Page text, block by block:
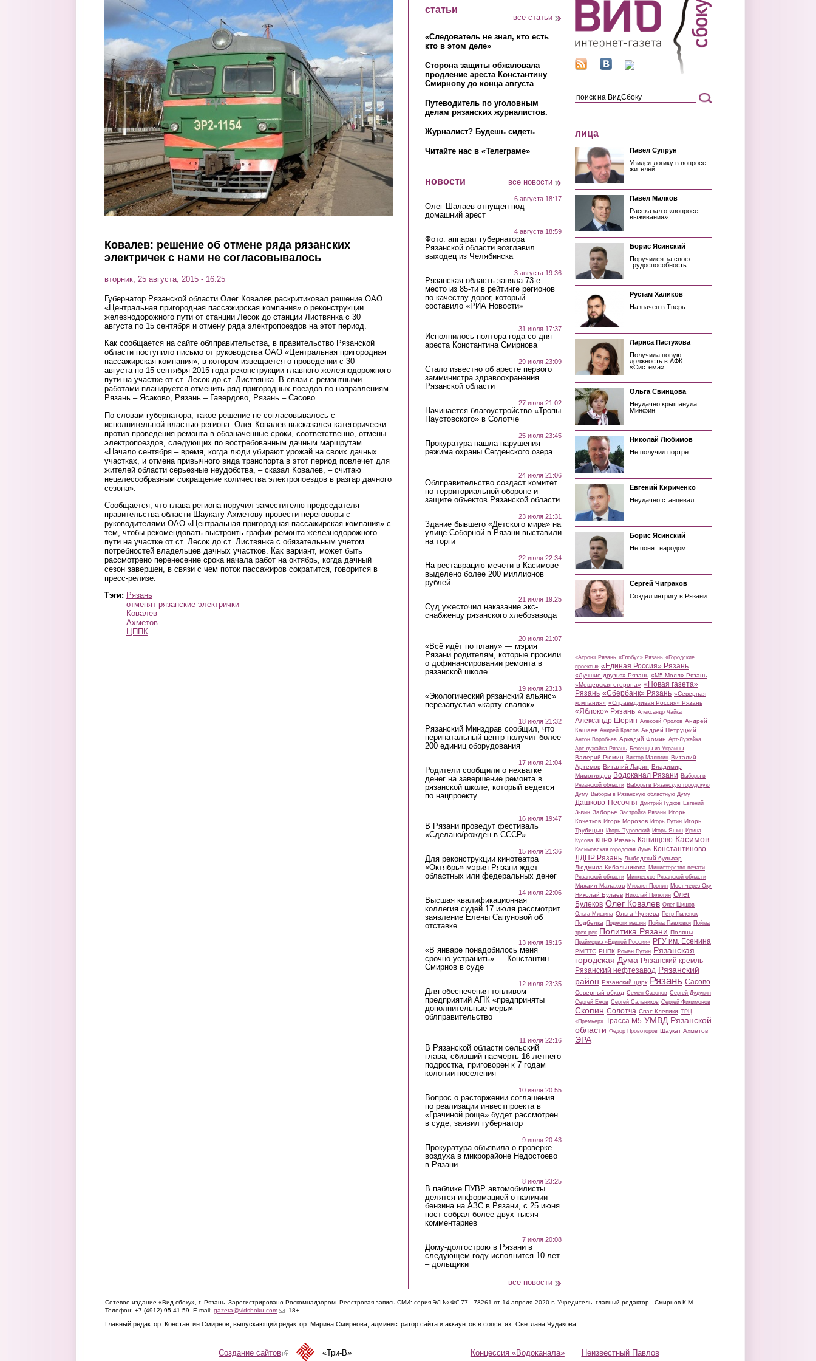
Перейти к основному содержанию
Ковалев: решение об отмене ряда рязанских
электричек с нами не согласовывалось
вторник, 25 августа, 2015 - 16:25
Губернатор Рязанской области Олег Ковалев раскритиковал решение ОАО
«Центральная пригородная пассажирская компания» о реконструкции
железнодорожного пути от станции Лесок до станции Листвянка с 30
августа по 15 сентября и отмену ряда электропоездов на этот период.
Как сообщается на сайте облправительства, в правительство Рязанской
области поступило письмо от руководства ОАО «Центральная пригородная
пассажирская компания», в котором извещается о проведении с 30
августа по 15 сентября 2015 года реконструкции главного железнодорожного
пути на участке от ст. Лесок до ст. Листвянка. В связи с ремонтными
работами планируется отменить ряд пригородных поездов по направлениям
Рязань – Ясаково, Рязань – Гавердово, Рязань – Сасово.
По словам губернатора, такое решение не согласовывалось с
исполнительной властью региона. Олег Ковалев высказался категорически
против проведения ремонта в обозначенные сроки, соответственно, отмены
электропоездов, следующих по востребованным дачным маршрутам.
«Начало сентября – время, когда люди убирают урожай на своих дачных
участках, и отмена привычного вида транспорта в этот период повлечет для
жителей области серьезные неудобства, – сказал Ковалев, – считаю
нецелесообразным сокращение количества электропоездов в разгар дачного
сезона».
Сообщается, что глава региона поручил заместителю председателя
правительства области Шаукату Ахметову провести переговоры с
руководителями ОАО «Центральная пригородная пассажирская компания» с
тем, чтобы рекомендовать выстроить график ремонта железнодорожного
пути на участке от ст. Лесок до ст. Листвянка с обязательным учетом
потребностей владельцев дачных участков. Как вариант, может быть
рассмотрено перенесение срока начала работ на октябрь, когда дачный
сезон завершен, в связи с чем поток пассажиров сократится, говорится в
пресс-релизе.
Тэги: Рязань
отменят рязанские электрички
Ковалев
Ахметов
ЦППК
статьи
все статьи
«Следователь не знал, кто есть
кто в этом деле»
Сторона защиты обжаловала
продление ареста Константину
Смирнову до конца августа
Путеводитель по уголовным
делам рязанских журналистов.
Журналист? Будешь сидеть
Читайте нас в «Телеграме»
новости все новости
6 августа 18:17
Олег Шалаев отпущен под
домашний арест
4 августа 18:59
Фото: аппарат губернатора
Рязанской области возглавил
выходец из Челябинска
3 августа 19:36
Рязанская область заняла 73-е
место из 85-ти в рейтинге регионов
по качеству дорог, который
составило «РИА Новости»
31 июля 17:37
Исполнилось полтора года со дня
ареста Константина Смирнова
29 июля 23:09
Стало известно об аресте первого
замминистра здравоохранения
Рязанской области
27 июля 21:02
Начинается благоустройство «Тропы
Паустовского» в Солотче
25 июля 23:45
Прокуратура нашла нарушения
режима охраны Сегденского озера
24 июля 21:06
Облправительство создаст комитет
по территориальной обороне и
защите объектов Рязанской области
23 июля 21:31
Здание бывшего «Детского мира» на
улице Соборной в Рязани выставили
на торги
22 июля 22:34
На реставрацию мечети в Касимове
выделено более 200 миллионов
рублей
21 июля 19:25
Суд ужесточил наказание экс-
снабженцу рязанского хлебозавода
20 июля 21:07
«Всё идёт по плану» — мэрия
Рязани родителям, которые просили
о дофинансировании ремонта в
рязанской школе
19 июля 23:13
«Экологический рязанский альянс»
перезапустил «карту свалок»
18 июля 21:32
Рязанский Минздрав сообщил, что
перинатальный центр получит более
200 единиц оборудования
17 июля 21:04
Родители сообщили о нехватке
денег на завершение ремонта в
рязанской школе, который ведется
по нацпроекту
16 июля 19:47
В Рязани проведут фестиваль
«Сделано/рождён в СССР»
15 июля 21:36
Для реконструкции кинотеатра
«Октябрь» мэрия Рязани ждет
областных или федеральных денег
14 июля 22:06
Высшая квалификационная
коллегия судей 17 июля рассмотрит
заявление Елены Сапуновой об
отставке
13 июля 19:15
«В январе понадобилось меня
срочно устранить» — Константин
Смирнов в суде
12 июля 23:35
Для обеспечения топливом
предприятий АПК «предприняты
дополнительные меры» -
облправительство
11 июля 22:16
В Рязанской области сельский
глава, сбивший насмерть 16-летнего
подростка, приговорен к 7 годам
колонии-поселения
10 июля 20:55
Вопрос о расторжении соглашения
по реализации инвестпроекта в
«Грачиной роще» будет рассмотрен
в суде, заявил губернатор
9 июля 20:43
Прокуратура объявила о проверке
воздуха в микрорайоне Недостоево
в Рязани
8 июля 23:25
В паблике ПУВР автомобилисты
делятся информацией о наличии
бензина на АЗС в Рязани, с 25 июня
пост собрал более двух тысяч
комментариев
7 июля 20:08
Дому-долгострою в Рязани в
следующем году исполнится 10 лет
– дольщики
все новости
лица
Павел Супрун
Увидел логику в вопросе
жителей
Павел Малков
Рассказал о «вопросе
выживания»
Борис Ясинский
Поручился за свою
трудоспособность
Рустам Халиков
Назначен в Тверь
Лариса Пастухова
Получила новую
должность в АФК
«Система»
Ольга Свинцова
Неудачно крышанула
Минфин
Николай Любимов
Не получил портрет
Евгений Кириченко
Неудачно станцевал
Борис Ясинский
Не понят народом
Сергей Чиграков
Создал интригу в Рязани
«Атрон» Рязань «Глобус» Рязань «Городские
проекты» «Единая Россия» Рязань
«Лучшие друзья» Рязань «М5 Молл» Рязань
«Мещерская сторона» «Новая газета»
Рязань «Сбербанк» Рязань «Северная
компания» «Справедливая Россия» Рязань
«Яблоко» Рязань Александр Чайка
Александр Шерин Алексей Фролов Андрей
Кашаев Андрей Красов Андрей Петруцкий
Антон Воробьев Аркадий Фомин Арт-Лужайка
Арт-лужайка Рязань Беженцы из Украины
Валерий Рюмин Виктор Малюгин Виталий
Артемов Виталий Ларин Владимир
Мимоглядов Водоканал Рязани Выборы в
Рязанской области Выборы в Рязанскую городскую
Думу Выборы в Рязанскую областную Думу
Дашково-Песочня Дмитрий Гудков Евгений
Зызин Заборье Застройка Рязани Игорь
Кочетков Игорь Морозов Игорь Путин Игорь
Трубицын Игорь Туровский Игорь Яшин Ирина
Кусова КПРФ Рязань Канищево Касимов
Касимовская городская Дума Константиново
ЛДПР Рязань Лыбедский бульвар
Людмила Кибальникова Министерство печати
Рязанской области Минлесхоз Рязанской области
Михаил Малахов Михаил Пронин Мост через Оку
Николай Булаев Николай Пилюгин Олег
Булеков Олег Ковалев Олег Шишов
Ольга Мишина Ольга Чуляева Петр Пыленок
Подбелка Поджоги машин Пойма Павловки Пойма
трех рек Политика Рязани Поляны
Праймериз «Единой России» РГУ им. Есенина
РМПТС РНПК Роман Путин Рязанская
городская Дума Рязанский кремль
Рязанский нефтезавод Рязанский
район Рязанский цирк Рязань Сасово
Северный обход Семен Сазонов Сергей Дудукин
Сергей Ежов Сергей Сальников Сергей Филимонов
Скопин Солотча Спас-Клепики ТРЦ
«Премьер» Трасса М5 УМВД Рязанской
области Федор Провоторов Шаукат Ахметов
ЭРА
Сетевое издание «Вид сбоку», г. Рязань. Зарегистрировано Роскомнадзором. Реестровая запись СМИ: серия ЭЛ № ФС 77 - 78261 от 14 апреля 2020 г. Учредитель, главный редактор - Смирнов К.М.
Телефон: +7 (4912) 95-41-59. E-mail: gazeta@vidsboku.com(link sends e-mail)
. 18+
Главный редактор: Константин Смирнов, выпускающий редактор: Марина Смирнова, администратор сайта и аккаунтов в соцсетях: Светлана Чудакова.
Концессия «Водоканала» Неизвестный Павлов
Создание сайтов(link is external)«Три-В»